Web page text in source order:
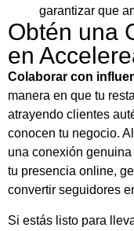
garantizar que
Obtén una
en
Colaborar con
manera en que tu
atrayendo clientes
conocen tu negocio.
una conexión
tu presencia online,
convertir seguidores
Si estás listo para